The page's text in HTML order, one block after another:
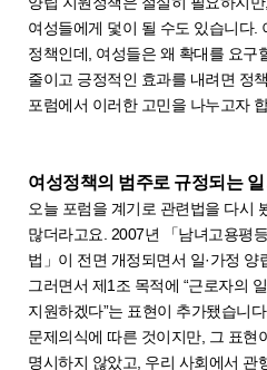
여성들에게 덫이 될 수도 있습니다.
정책인데, 여성들은 왜 확대를 요구
줄이고 긍정적인 효과를 내려면 정
포럼에서 이러한 고민을 나누고자
여성정책의 범주로 규정되는
오늘 포럼을 계기로 관련법을 다시
많더라고요. 2007년 「남녀고용평
법」이 전면 개정되면서 일·가정 양
그러면서 제1조 목적에 “근로자의
지원하겠다”는 표현이 추가됐습니
문제의식에 따른 것이지만, 그 표현
명시하지 않았고, 우리 사회에서 관